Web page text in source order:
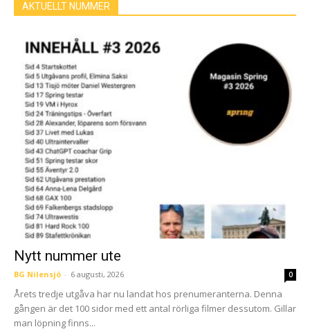
AKTUELLT NUMMER
Nytt nummer ute
BG Nilensjö - 6 augusti, 2026 0
Årets tredje utgåva har nu landat hos prenumeranterna. Denna
gången är det 100 sidor med ett antal rörliga filmer dessutom. Gillar
man löpning finns...